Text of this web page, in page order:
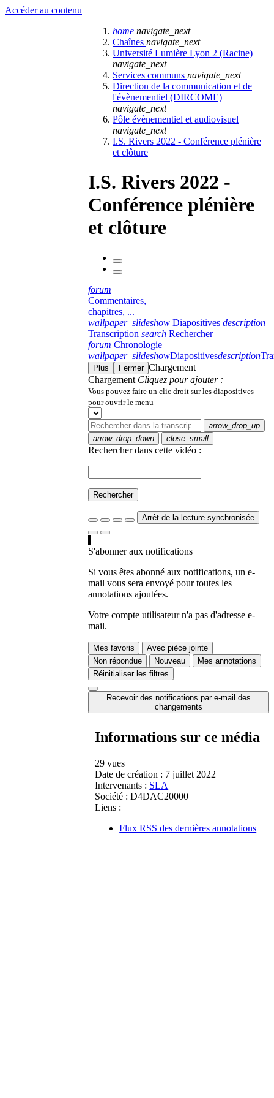
Accéder au contenu
home navigate_next
Chaînes navigate_next
Université Lumière Lyon 2 (Racine)
navigate_next
Services communs navigate_next
Direction de la communication et de
l'évènementiel (DIRCOME)
navigate_next
Pôle évènementiel et audiovisuel
navigate_next
I.S. Rivers 2022 - Conférence plénière
et clôture
I.S. Rivers 2022 -
Conférence plénière
et clôture
forum
Commentaires,
chapitres, ...
wallpaper_slideshow Diapositives description
Transcription search Rechercher
forum Chronologie
wallpaper_slideshowDiapositivesdescription
Plus Fermer Chargement
Chargement Cliquez pour ajouter :
Vous pouvez faire un clic droit sur les diapositives
pour ouvrir le menu
arrow_drop_up
arrow_drop_down
close_small
Rechercher dans cette vidéo :
Rechercher
Arrêt de la lecture synchronisée
S'abonner aux notifications
Si vous êtes abonné aux notifications, un e-
mail vous sera envoyé pour toutes les
annotations ajoutées.
Votre compte utilisateur n'a pas d'adresse e-
mail.
Mes favoris
Avec pièce jointe
Non répondue
Nouveau
Mes annotations
Réinitialiser les filtres
Recevoir des notifications par e-mail des
changements
Informations sur ce média
29 vues
Date de création : 7 juillet 2022
Intervenants : SLA
Société : D4DAC20000
Liens :
Flux RSS des dernières annotations